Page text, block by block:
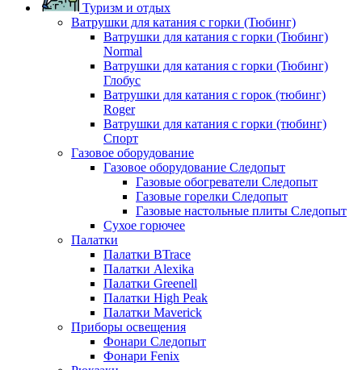
Туризм и отдых
Ватрушки для катания с горки (Тюбинг)
Ватрушки для катания с горки (Тюбинг)
Normal
Ватрушки для катания с горки (Тюбинг)
Глобус
Ватрушки для катания с горок (тюбинг)
Roger
Ватрушки для катания с горки (тюбинг)
Спорт
Газовое оборудование
Газовое оборудование Следопыт
Газовые обогреватели Следопыт
Газовые горелки Следопыт
Газовые настольные плиты Следопыт
Сухое горючее
Палатки
Палатки BTrace
Палатки Alexika
Палатки Greenell
Палатки High Peak
Палатки Maverick
Приборы освещения
Фонари Следопыт
Фонари Fenix